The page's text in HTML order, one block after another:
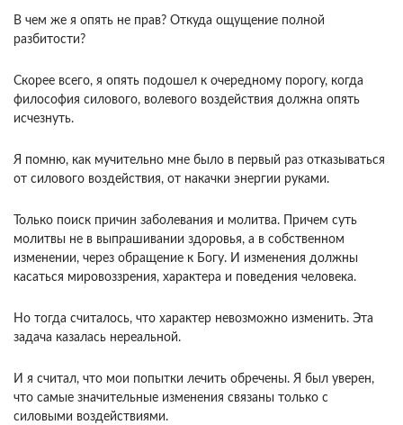
В чем же я опять не прав? Откуда ощущение полной
разбитости?
Скорее всего, я опять подо­шел к очередному порогу, когда
философия сило­вого, волевого воздействия должна опять
исчез­нуть.
Я помню, как мучительно мне было в пер­вый раз отказываться
от силового воздействия, от накачки энергии руками.
Только поиск причин за­болевания и молитва. Причем суть
молитвы не в выпрашивании здоровья, а в собственном
измене­нии, через обращение к Богу. И изменения дол­жны
касаться мировоззрения, характера и поведе­ния человека.
Но тогда считалось, что характер невозможно изменить. Эта
задача казалась нере­альной.
И я считал, что мои попытки лечить обре­чены. Я был уверен,
что самые значительные из­менения связаны только с
силовыми воздействия­ми.